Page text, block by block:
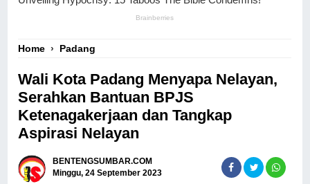
Home › Padang
Wali Kota Padang Menyapa Nelayan,
Serahkan Bantuan BPJS
Ketenagakerjaan dan Tangkap
Aspirasi Nelayan
BENTENGSUMBAR.COM
Minggu, 24 September 2023